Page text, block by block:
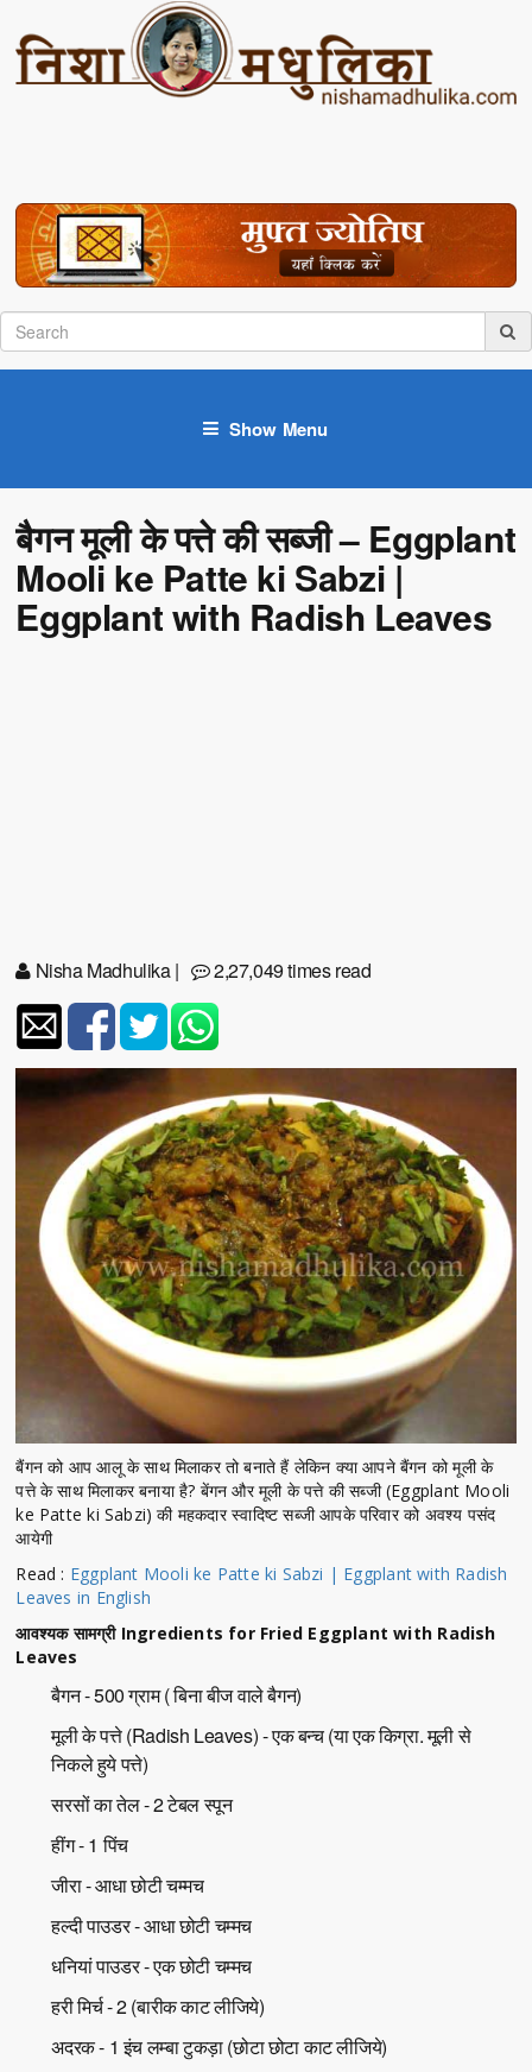
Show Menu
बैगन मूली के पत्ते की सब्जी – Eggplant
Mooli ke Patte ki Sabzi |
Eggplant with Radish Leaves
Nisha Madhulika| 2,27,049 times read
बैंगन को आप आलू के साथ मिलाकर तो बनाते हैं लेकिन क्या आपने बैंगन को मूली के
पत्ते के साथ मिलाकर बनाया है? बेंगन और मूली के पत्ते की सब्जी (Eggplant Mooli
ke Patte ki Sabzi) की महकदार स्वादिष्ट सब्जी आपके परिवार को अवश्य पसंद
आयेगी
Read : Eggplant Mooli ke Patte ki Sabzi | Eggplant with Radish
Leaves in English
आवश्यक सामग्री Ingredients for Fried Eggplant with Radish
Leaves
बैगन - 500 ग्राम ( बिना बीज वाले बैगन)
मूली के पत्ते (Radish Leaves) - एक बन्च (या एक किग्रा. मूली से
निकले हुये पत्ते)
सरसों का तेल - 2 टेबल स्पून
हींग - 1 पिंच
जीरा - आधा छोटी चम्मच
हल्दी पाउडर - आधा छोटी चम्मच
धनियां पाउडर - एक छोटी चम्मच
हरी मिर्च - 2 (बारीक काट लीजिये)
अदरक - 1 इंच लम्बा टुकड़ा (छोटा छोटा काट लीजिये)